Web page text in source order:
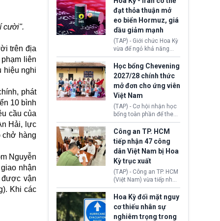
cười".
trên địa
liên
hiệu nghi
phát
10 bình
cầu của
Hải, lực
chở hàng
Nguyễn
nhận
vận
Khi các
Settlement Scheme -
EUSS) sau khi xác định
có trường hợp được cấp
quy chế cư trú hậu
Brexit “do nhầm lẫn”.
Động thái này làm dấy
lên lo ngại về việc thực
thi Thỏa thuận Rút khỏi
Liên minh châu Âu
(Withdrawal
Agreement).
đạt thỏa thuận mở
eo biển Hormuz, giá
dầu giảm mạnh
(TAP) - Giới chức Hoa Kỳ
vừa để ngỏ khả năng
sớm đạt thỏa thuận với
Iran nhằm mở lại eo biển
Hormuz, mở đường cho
việc khôi phục hoạt
động hàng hải. Những
tín hiệu ngoại giao tích
cực này lập tức tác động
đến thị trường năng
lượng, kéo giá dầu thế
giới lùi sâu xuống dưới
mức 80 USD/thùng.
Học bổng Chevening
2027/28 chính thức
mở đơn cho ứng viên
Việt Nam
(TAP) - Cơ hội nhận học
bổng toàn phần để theo
học chương trình thạc sĩ
tại Vương quốc Anh đã
chính thức quay trở lại.
Học bổng Chevening
2027/28 của Chính phủ
Anh vừa mở cổng ứng
tuyển dành riêng ứng
viên Việt Nam, hỗ trợ
toàn bộ chi phí học tập
cùng nhiều quyền lợi
trong suốt một năm
học.
Công an TP. HCM
tiếp nhận 47 công
dân Việt Nam bị Hoa
Kỳ trục xuất
(TAP) - Công an TP. HCM
(Việt Nam) vừa tiếp nhận
47 công dân Việt Nam bị
Hoa Kỳ trục xuất về
nước. Đây là đợt có số
lượng lớn nhất từ đầu
năm 2026 đến nay, phản
Hoa Kỳ đối mặt nguy
cơ thiếu nhân sự
nghiêm trọng trong